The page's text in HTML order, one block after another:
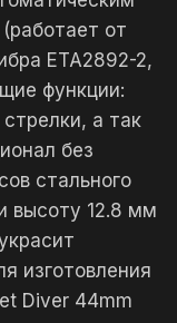
от
ETA2892-2,
функции:
а так
без
стального
высоту 12.8 мм
изготовления
Diver 44mm